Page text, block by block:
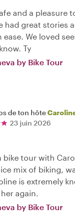
and a pleasure
had great stories
We loved
Ty
by Bike Tour
de ton hôte
23 juin 2026
bike tour with
mix of biking,
is extremely
again.
by Bike Tour